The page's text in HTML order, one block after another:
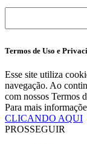
Termos de Uso e
Esse site utiliza
navegação. Ao
com nossos Termos
Para mais
CLICANDO AQUI
PROSSEGUIR